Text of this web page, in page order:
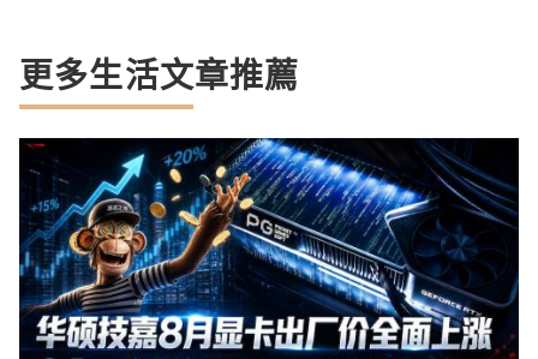
更多生活文章推薦